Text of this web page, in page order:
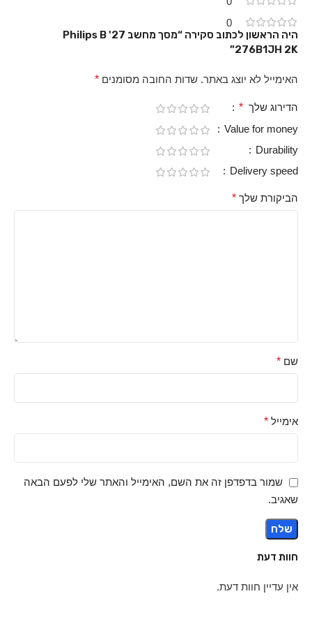
0
חוות דעת
אין עדיין חוות דעת.
היה הראשון לכתוב סקירה “מסך מחשב ‏27' Philips B
276B1JH 2K”
האימייל לא יוצג באתר. שדות החובה מסומנים *
הדירוג שלך *
Value for money
Durability
Delivery speed
הביקורת שלך *
שם *
אימייל *
שמור בדפדפן זה את השם, האימייל והאתר שלי לפעם הבאה
שאגיב.